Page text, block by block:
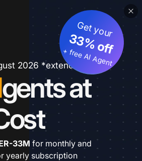
2026 *extended
gents at
Get your
33% off
+ free AI Agent
33M for monthly and
yearly subscription